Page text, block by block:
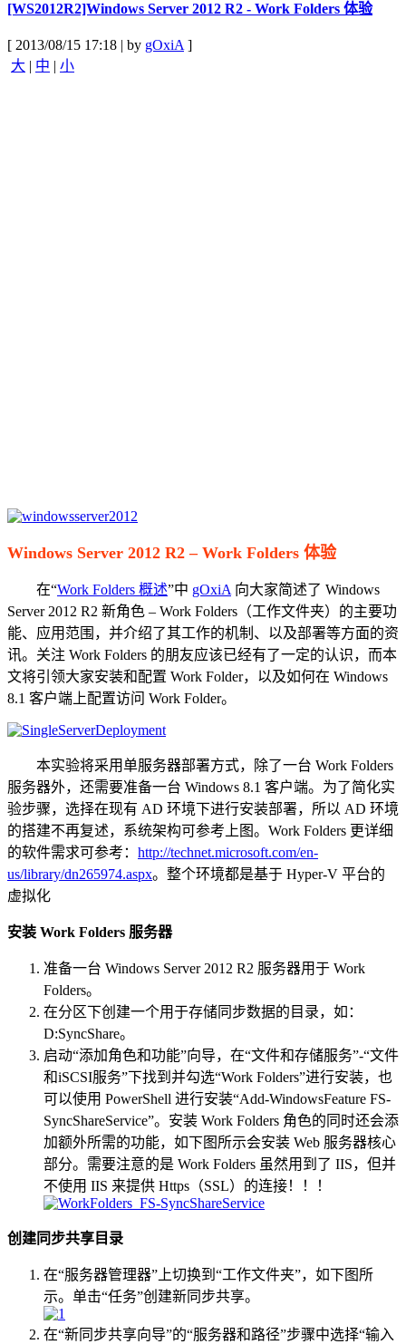
[WS2012R2]Windows Server 2012 R2 - Work Folders 体验
[ 2013/08/15 17:18 | by gOxiA]
大 | 中 | 小
Windows Server 2012 R2 – Work Folders 体验
在“Work Folders 概述”中 gOxiA向大家简述了 Windows
Server 2012 R2 新角色 – Work Folders（工作文件夹）的主要功
能、应用范围，并介绍了其工作的机制、以及部署等方面的资
讯。关注 Work Folders 的朋友应该已经有了一定的认识，而本
文将引领大家安装和配置 Work Folder，以及如何在 Windows
8.1 客户端上配置访问 Work Folder。
本实验将采用单服务器部署方式，除了一台 Work Folders
服务器外，还需要准备一台 Windows 8.1 客户端。为了简化实
验步骤，选择在现有 AD 环境下进行安装部署，所以 AD 环境
的搭建不再复述，系统架构可参考上图。Work Folders 更详细
的软件需求可参考： http://technet.microsoft.com/en-
us/library/dn265974.aspx。整个环境都是基于 Hyper-V 平台的
虚拟化
安装 Work Folders 服务器
准备一台 Windows Server 2012 R2 服务器用于 Work
Folders。
在分区下创建一个用于存储同步数据的目录，如：
D:SyncShare。
启动“添加角色和功能”向导，在“文件和存储服务”-“文件
和iSCSI服务”下找到并勾选“Work Folders”进行安装，也
可以使用 PowerShell 进行安装“Add-WindowsFeature FS-
SyncShareService”。安装 Work Folders 角色的同时还会添
加额外所需的功能，如下图所示会安装 Web 服务器核心
部分。需要注意的是 Work Folders 虽然用到了 IIS，但并
不使用 IIS 来提供 Https（SSL）的连接！！！
创建同步共享目录
在“服务器管理器”上切换到“工作文件夹”，如下图所
示。单击“任务”创建新同步共享。
在“新同步共享向导”的“服务器和路径”步骤中选择“输入